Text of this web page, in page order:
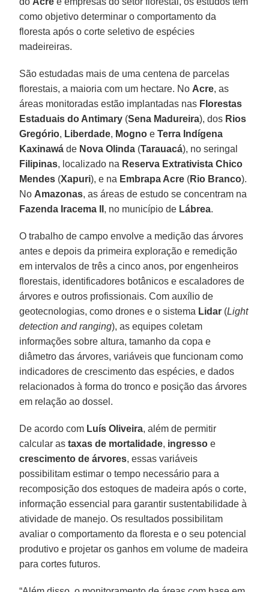
como objetivo determinar o comportamento da
floresta após o corte seletivo de espécies
madeireiras.
São estudadas mais de uma centena de parcelas
florestais, a maioria com um hectare. No Acre, as
áreas monitoradas estão implantadas nas Florestas
Estaduais do Antimary (Sena Madureira), dos Rios
Gregório, Liberdade, Mogno eTerra Indígena
Kaxinawá de Nova Olinda (Tarauacá), no seringal
Filipinas, localizado na Reserva Extrativista Chico
Mendes (Xapuri), e na Embrapa Acre (Rio Branco).
No Amazonas, as áreas de estudo se concentram na
Fazenda Iracema II , no município de Lábrea.
O trabalho de campo envolve a medição das árvores
antes e depois da primeira exploração e remedição
em intervalos de três a cinco anos, por engenheiros
florestais, identificadores botânicos e escaladores de
árvores e outros profissionais. Com auxílio de
geotecnologias, como drones e o sistema Lidar (Light
detection and ranging), as equipes coletam
informações sobre altura, tamanho da copa e
diâmetro das árvores, variáveis que funcionam como
indicadores de crescimento das espécies, e dados
relacionados à forma do tronco e posição das árvores
em relação ao dossel.
De acordo com Luís Oliveira, além de permitir
calcular as taxas de mortalidade, ingresso e
crescimento de árvores, essas variáveis
possibilitam estimar o tempo necessário para a
recomposição dos estoques de madeira após o corte,
informação essencial para garantir sustentabilidade à
atividade de manejo. Os resultados possibilitam
avaliar o comportamento da floresta e o seu potencial
produtivo e projetar os ganhos em volume de madeira
para cortes futuros.